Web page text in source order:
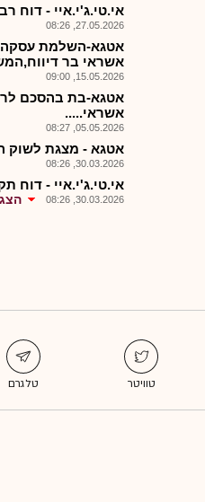
אי.טי.ג'י.איי - דוח רבעון 1 לשנת
27.05.2026, 08:26
אטגא-השלמת עסקה
אשראי בר
15.05.2026, 09:00
אשראי.....
05.05.2026, 08:27
אטגא - מצגת לשוק
30.03.2026, 08:26
אי.טי.ג'י.איי - דוח
30.03.2026, 08:26